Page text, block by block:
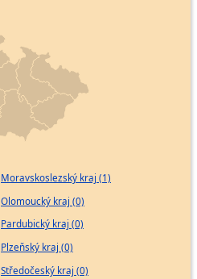
Moravskoslezský kraj (1)
Olomoucký kraj (0)
Pardubický kraj (0)
Plzeňský kraj (0)
Středočeský kraj (0)